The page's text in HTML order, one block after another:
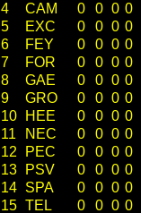
4
CAM 0 0 0 0
5
EXC 0 0 0 0
6
FEY 0 0 0 0
7
FOR 0 0 0 0
8
GAE 0 0 0 0
9
GRO 0 0 0 0
10
HEE 0 0 0 0
11
NEC 0 0 0 0
12
PEC 0 0 0 0
13
PSV 0 0 0 0
14 SPA 0 0 0 0
15 TEL 0 0 0 0